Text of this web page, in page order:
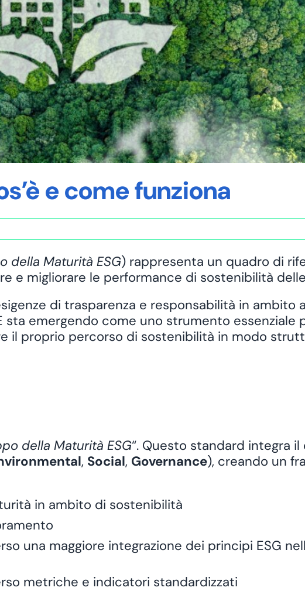
e come funziona
della Maturità ESG) rappresenta un quadro di
e migliorare le performance di sostenibilità
di trasparenza e responsabilità in ambito
sta emergendo come uno strumento essenziale
il proprio percorso di sostenibilità in modo
della Maturità ESG“. Questo standard integra
, Social, Governance), creando un
in ambito di sostenibilità
una maggiore integrazione dei principi ESG
metriche e indicatori standardizzati